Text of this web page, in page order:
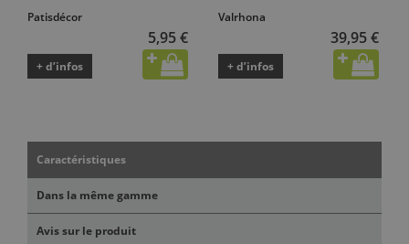
Patisdécor
5,95 €
+ d’infos
Valrhona
39,95 €
+ d’infos
Caractéristiques
Dans la même gamme
Avis sur le produit